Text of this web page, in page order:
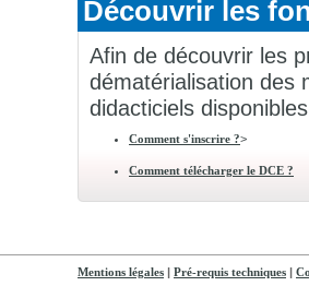
Découvrir les
Afin de découvrir les
dématérialisation des
didacticiels
Comment s'inscrire ?>
Comment télécharger le DCE ?
Mentions légales Pré-requis techniques